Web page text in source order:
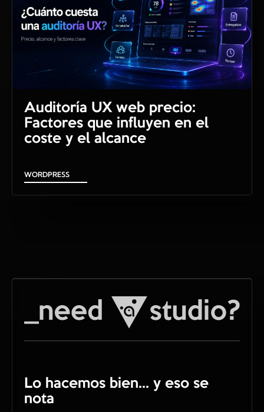
Auditoría UX web precio:
Factores que influyen en el
coste y el alcance
WORDPRESS
Lo hacemos bien... y eso se
nota